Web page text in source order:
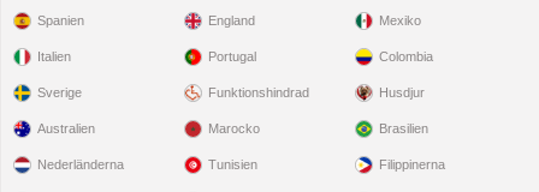
Spanien
Italien
Sverige
England
Portugal
Funktionshindrad
Mexiko
Colombia
Husdjur
Australien
Nederländerna
Marocko
Tunisien
Brasilien
Filippinerna